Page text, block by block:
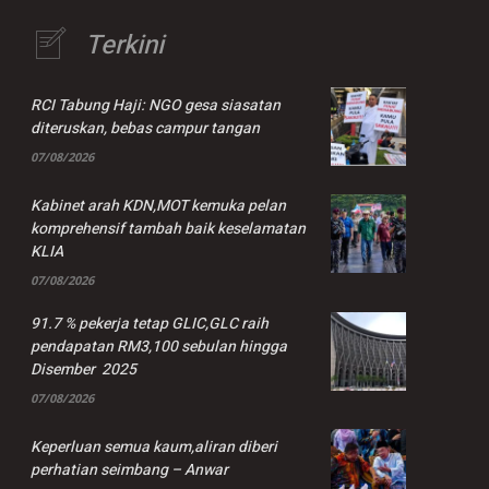
Terkini
RCI Tabung Haji: NGO gesa siasatan
diteruskan, bebas campur tangan
07/08/2026
Kabinet arah KDN,MOT kemuka pelan
komprehensif tambah baik keselamatan
KLIA
07/08/2026
91.7 % pekerja tetap GLIC,GLC raih
pendapatan RM3,100 sebulan hingga
Disember 2025
07/08/2026
Keperluan semua kaum,aliran diberi
perhatian seimbang – Anwar